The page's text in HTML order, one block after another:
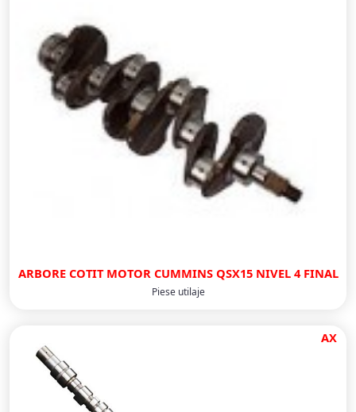
ARBORE COTIT MOTOR CUMMINS QSX15 NIVEL 4 FINAL
Piese utilaje
AX